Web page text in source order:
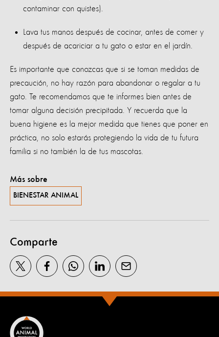
contaminar con quistes).
Lava tus manos después de cocinar, antes de comer y
después de acariciar a tu gato o estar en el jardín.
Es importante que conozcas que si se toman medidas de
precaución, no hay razón para abandonar o regalar a tu
gato. Te recomendamos que te informes bien antes de
tomar alguna decisión precipitada. Y recuerda que la
buena higiene es la mejor medida que tienes que poner en
práctica, no solo estarás protegiendo la vida de tu futura
familia si no también la de tus mascotas.
Más sobre
BIENESTAR ANIMAL
Comparte